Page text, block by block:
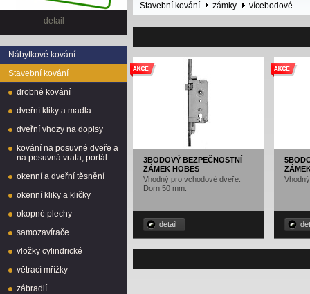
detail
Nábytkové kování
Stavební kování
drobné kování
dveřní kliky a madla
dveřní vhozy na dopisy
kování na posuvné dveře a
na posuvná vrata, portál
okenní a dveřní těsnění
okenní kliky a kličky
okopné plechy
samozavírače
vložky cylindrické
větrací mřížky
zábradlí
Stavební kování zámky vícebodové
3BODOVÝ BEZPEČNOSTNÍ
ZÁMEK HOBES
Vhodný pro vchodové dveře.
Dorn 50 mm.
detail